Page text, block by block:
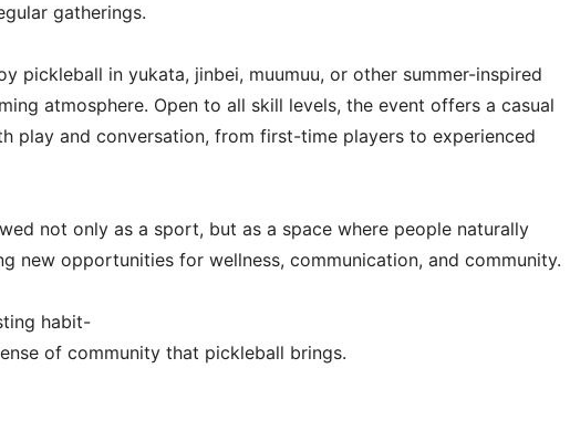
gatherings.
pickleball in yukata, jinbei, muumuu, or other summer-inspired
atmosphere. Open to all skill levels, the event offers a casual
play and conversation, from first-time players to experienced
not only as a sport, but as a space where people naturally
new opportunities for wellness, communication, and community.
habit-
of community that pickleball brings.